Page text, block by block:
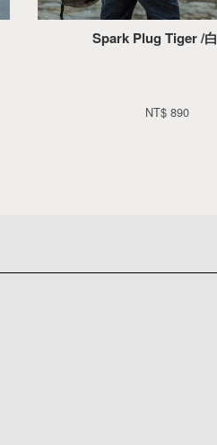
Spark Plug Tiger /白
NT$ 890